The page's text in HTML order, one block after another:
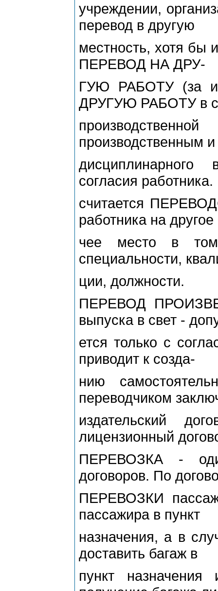
учреждении,
перевод в другую
местность, хотя бы
ПЕРЕВОД НА ДРУ-
ГУЮ РАБОТУ (за
ДРУГУЮ РАБОТУ в
производственным
дисциплинарного
согласия
считается
работника на
чее место в том
специальности,
ции, должности.
ПЕРЕВОД
выпуска в свет -
ется только с
приводит к созда-
нию
переводчиком
издательский
лицензионный
ПЕРЕВОЗКА -
договоров. По
ПЕРЕВОЗКИ
пассажира в пункт
назначения, а в
доставить багаж в
пункт